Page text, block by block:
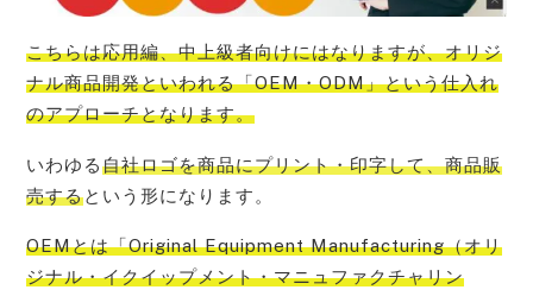
こちらは応用編、中上級者向けにはなりますが、オリジ
ナル商品開発といわれる「OEM・ODM」という仕入れ
のアプローチとなります。
いわゆる自社ロゴを商品にプリント・印字して、商品販
売するという形になります。
OEMとは「Original Equipment Manufacturing（オリ
ジナル・イクイップメント・マニュファクチャリン